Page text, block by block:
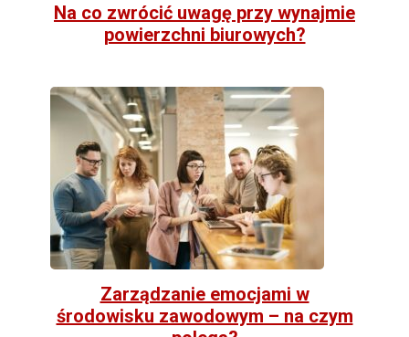
Na co zwrócić uwagę przy wynajmie
powierzchni biurowych?
Zarządzanie emocjami w
środowisku zawodowym – na czym